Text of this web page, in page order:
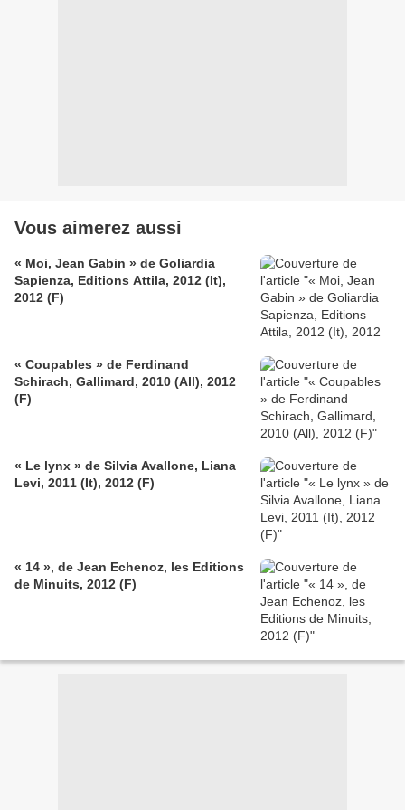
Vous aimerez aussi
« Moi, Jean Gabin » de Goliardia
Sapienza, Editions Attila, 2012 (It),
2012 (F)
« Coupables » de Ferdinand
Schirach, Gallimard, 2010 (All), 2012
(F)
« Le lynx » de Silvia Avallone, Liana
Levi, 2011 (It), 2012 (F)
« 14 », de Jean Echenoz, les Editions
de Minuits, 2012 (F)